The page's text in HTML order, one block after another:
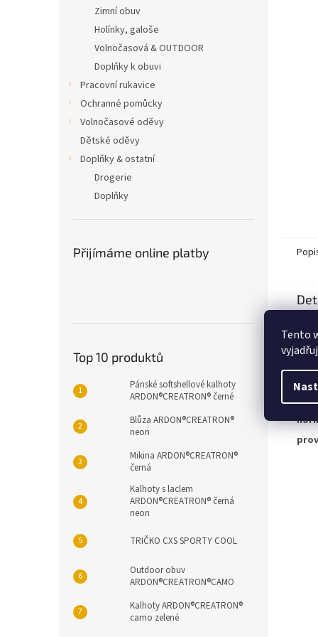
Tento
Zimní obuv
Holínky, galoše
Volnočasová & OUTDOOR
Doplňky k obuvi
Pracovní rukavice
Ochranné pomůcky
Volnočasové oděvy
Dětské oděvy
Doplňky & ostatní
Drogerie
Doplňky
Přijímáme online platby
Top 10 produktů
Pánské softshellové kalhoty
ARDON®CREATRON® černé
Blůza ARDON®CREATRON®
neon
Mikina ARDON®CREATRON®
černá
Kalhoty s laclem
ARDON®CREATRON® černá
neon
TRIČKO CXS SPORTY COOL
Outdoor obuv
ARDON®CREATRON®CAMO
Kalhoty ARDON®CREATRON®
camo zelené